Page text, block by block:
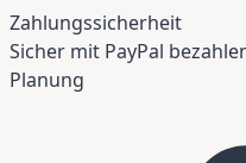
Zahlungssicherheit
Sicher mit PayPal
Planung